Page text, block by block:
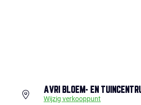
AVRI BLOEM- EN
Wijzig verkooppunt